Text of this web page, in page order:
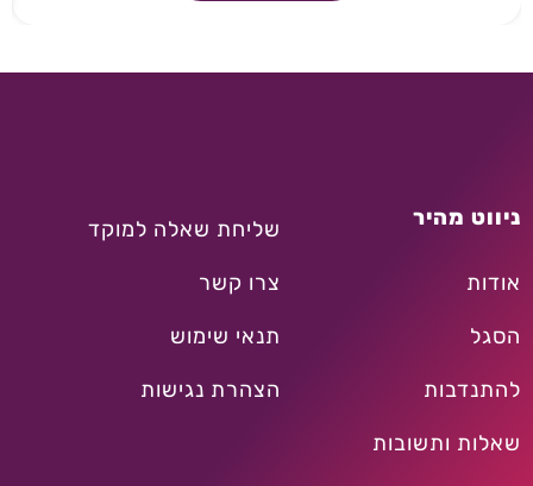
ניווט מהיר
אודות
הסגל
להתנדבות
שאלות ותשובות
שליחת שאלה למוקד
צרו קשר
תנאי שימוש
הצהרת נגישות